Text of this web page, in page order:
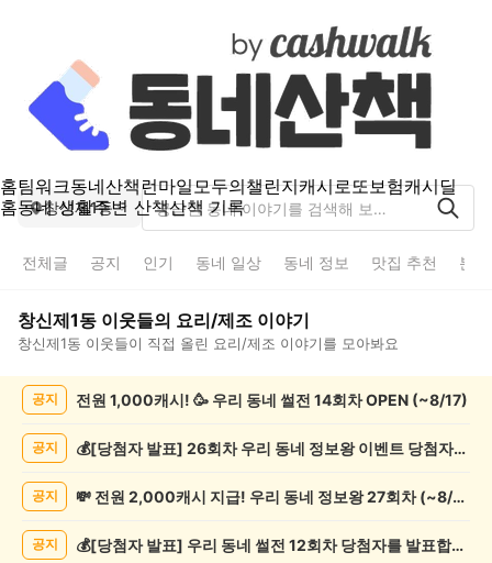
홈팀워크동네산책런마일모두의챌린지캐시로또보험캐시딜
홈동네 생활주변 산책산책 기록
창신제1동
전체글 공지 인기 동네 일상 동네 정보 맛집 추천 분
창신제1동 이웃들의 요리/제조 이야기
창신제1동 이웃들이 직접 올린 요리/제조 이야기를 모아봐요
리/
공지 전원 1,000캐시! 🥳 우리 동네 썰전 14회차 OPEN (~8/17)
공지 💰[당첨자 발표] 26회차 우리 동네 정보왕 이벤트 당첨자를 발표합니다!
공지 💸 전원 2,000캐시 지급! 우리 동네 정보왕 27회차 (~8/10)
공지 💰[당첨자 발표] 우리 동네 썰전 12회차 당첨자를 발표합니다!